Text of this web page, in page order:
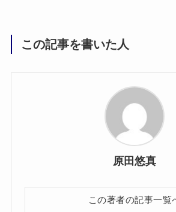
この記事を書いた人
原田悠真
この著者の記事一覧